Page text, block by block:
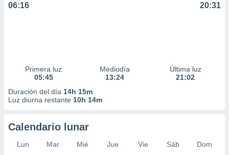
06:16 20:31
Primera luz
05:45
Mediodía
13:24
Última luz
21:02
Duración del día 14h 15m
Luz diurna restante 10h 14m
Calendario lunar
Lun Mar Mié Jue Vie Sáb
Dom